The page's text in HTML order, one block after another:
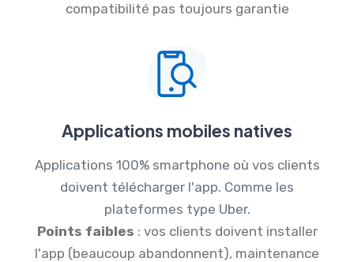
compatibilité pas toujours garantie
Applications mobiles natives
Applications 100% smartphone où vos clients
doivent télécharger l'app. Comme les
plateformes type Uber.
Points faibles : vos clients doivent installer
l'app (beaucoup abandonnent), maintenance